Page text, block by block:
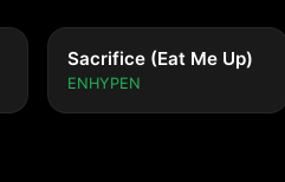
Sacrifice (Eat Me Up)
ENHYPEN